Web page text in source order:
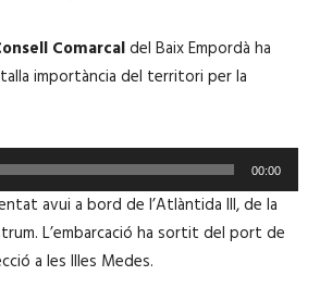
Comarcaldel Baix Empordà ha
importància del territori per la
00:00
avui a bord de l’Atlàntida III, de la
L’embarcació ha sortit del port de
a les Illes Medes.